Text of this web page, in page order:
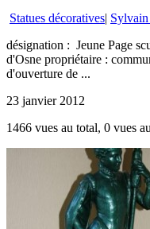
Statues décoratives| Sylvain
désignation : Jeune Page
d'Osne propriétaire :
d'ouverture de ...
23 janvier 2012
1466 vues au total, 0 vues